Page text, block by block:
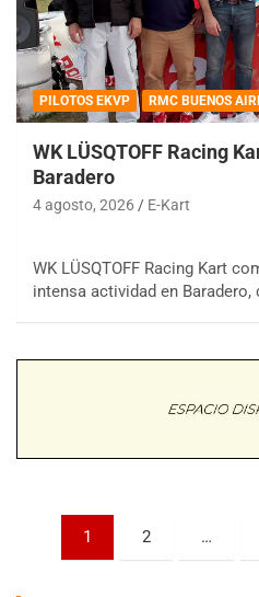
PILOTOS EKVP RMC BUENOS
WK LÜSQTOFF Racing
Baradero
4 agosto, 2026 E-Kart
WK LÜSQTOFF Racing Kart
intensa actividad en
Paginación
1 2 …
COBERTURA ESPECIAL DE E-
08/09-AGO
Trenque Lauquen (Buenos Aires)
Villaguay (Entre Ríos)